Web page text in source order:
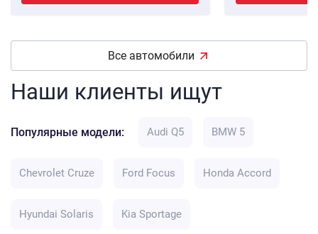
Все автомобили
Наши клиенты ищут
Популярные модели: Audi Q5 BMW 5
Chevrolet Cruze Ford Focus Honda Accord
Hyundai Solaris Kia Sportage